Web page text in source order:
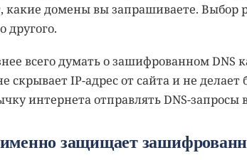
какие домены вы запрашиваете. Выбор
другого.
всего думать о зашифрованном DNS
скрывает IP-адрес от сайта и не
интернета отправлять DNS-запросы
защищает